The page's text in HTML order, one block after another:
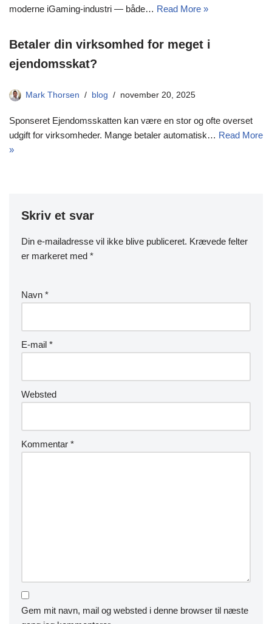
moderne iGaming-industri — både… Read More »
Betaler din virksomhed for meget i
ejendomsskat?
Mark Thorsen blog november 20, 2025
Sponseret Ejendomsskatten kan være en stor og ofte overset
udgift for virksomheder. Mange betaler automatisk… Read More
»
Skriv et svar
Din e-mailadresse vil ikke blive publiceret. Krævede felter
er markeret med *
Navn *
E-mail *
Websted
Kommentar *
Gem mit navn, mail og websted i denne browser til næste